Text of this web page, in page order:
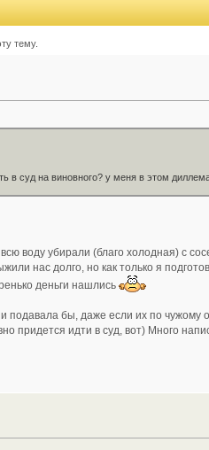
тему.
в суд на виновного? у меня в этом
воду убирали (благо холодная) с
нас долго, но как только я
деньги нашлись
и подавала бы, даже если их по
придется идти в суд, вот) Много